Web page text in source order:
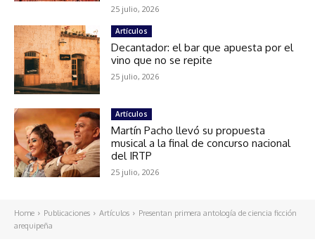
25 julio, 2026
Artículos
Decantador: el bar que apuesta por el
vino que no se repite
25 julio, 2026
Artículos
Martín Pacho llevó su propuesta
musical a la final de concurso nacional
del IRTP
25 julio, 2026